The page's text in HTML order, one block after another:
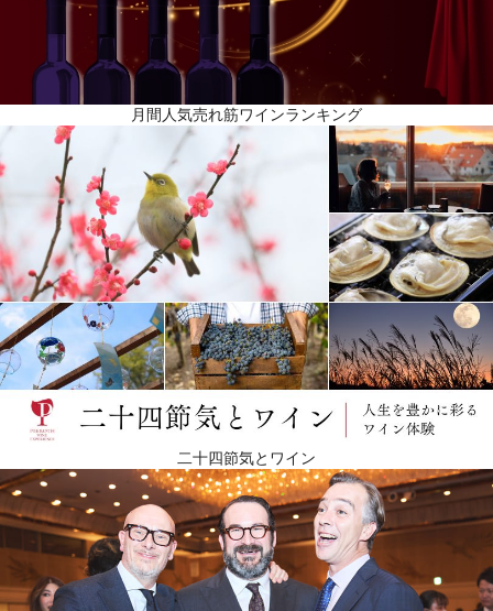
月間人気売れ筋ワインランキング
二十四節気とワイン